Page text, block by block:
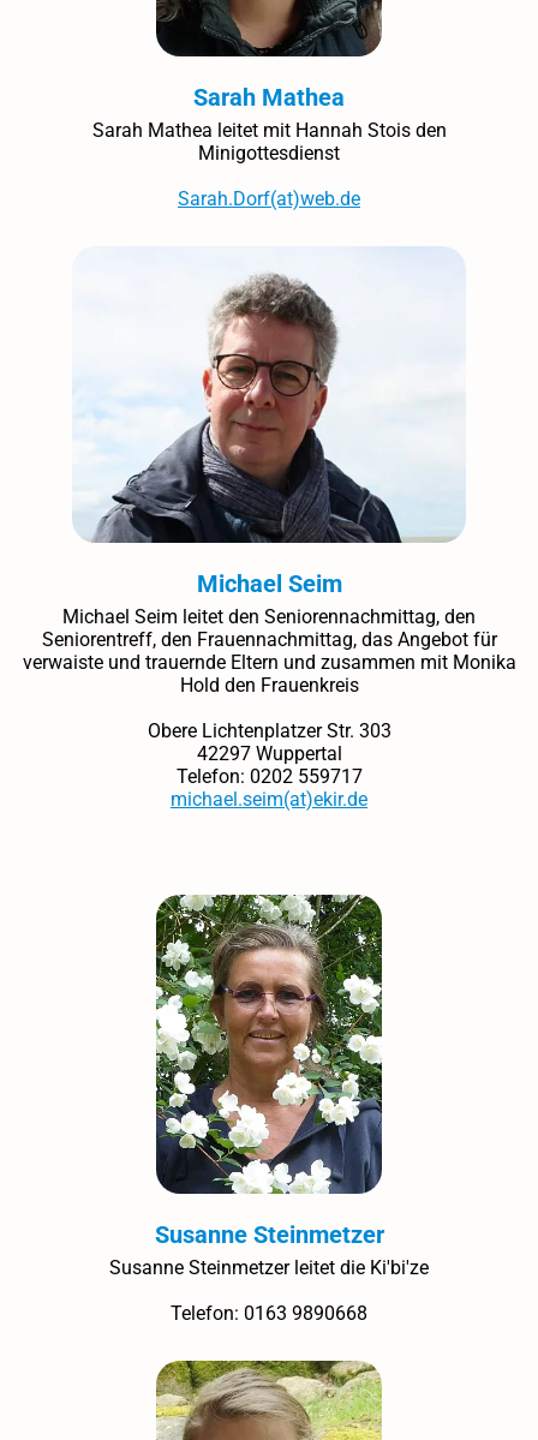
Sarah Mathea
Sarah Mathea leitet mit Hannah Stois den
Minigottesdienst
Sarah.Dorf(at)web.de
Michael Seim
Michael Seim leitet den Seniorennachmittag, den
Seniorentreff, den Frauennachmittag, das Angebot für
verwaiste und trauernde Eltern und zusammen mit Monika
Hold den Frauenkreis
Obere Lichtenplatzer Str. 303
42297 Wuppertal
Telefon: 0202 559717
michael.seim(at)ekir.de
Susanne Steinmetzer
Susanne Steinmetzer leitet die Ki'bi'ze
Telefon: 0163 9890668